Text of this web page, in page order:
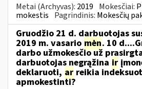
Metai (Archyvas): 2019 Mokesčiai:
mokestis Pagrindinis: Mokesčių
Gruodžio 21 d. darbuotojas
2019 m. vasario mėn. 10
darbo užmokesčio už
darbuotojas negrąžina ir
deklaruoti, ar reikia
apmokestinti?